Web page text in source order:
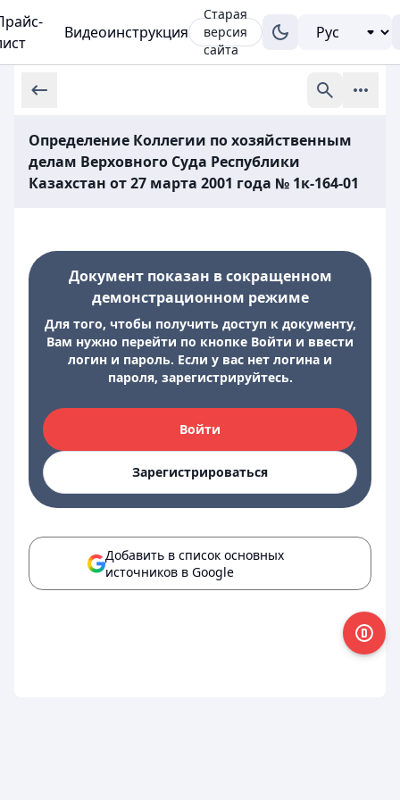
Видеоинструкция
Старая
версия
сайта
Определение Коллегии по хозяйственным
делам Верховного Суда Республики
Казахстан от 27 марта 2001 года № 1к-164-01
Документ показан в сокращенном
демонстрационном режиме
Для того, чтобы получить доступ к документу,
Вам нужно перейти по кнопке Войти и ввести
логин и пароль. Если у вас нет логина и
пароля, зарегистрируйтесь.
Войти
Зарегистрироваться
Добавить в список основных
источников в Google